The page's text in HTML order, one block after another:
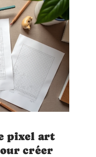
pixel art
créer